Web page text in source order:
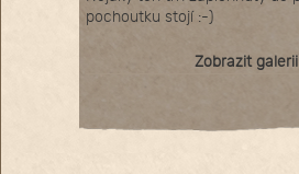
pochoutku stojí :-)
Zobrazit galerii